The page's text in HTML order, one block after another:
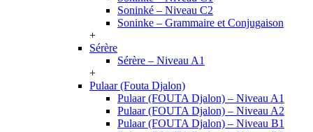
Soninké – Niveau C2
Soninke – Grammaire et Conjugaison
+
Sérère
Sérère – Niveau A1
+
Pulaar (Fouta Djalon)
Pulaar (FOUTA Djalon) – Niveau A1
Pulaar (FOUTA Djalon) – Niveau A2
Pulaar (FOUTA Djalon) – Niveau B1